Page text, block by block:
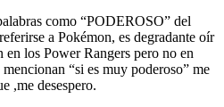
como “PODEROSO” del
a Pokémon, es degradante oír
en los Power Rangers pero no en
“si es muy poderoso” me
,me desespero.